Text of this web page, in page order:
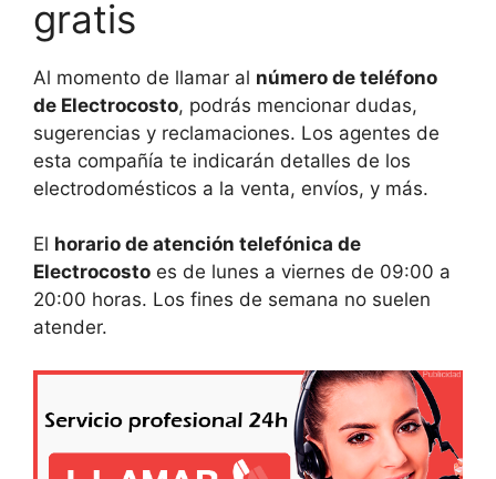
gratis
Al momento de llamar al número de teléfono
de Electrocosto, podrás mencionar dudas,
sugerencias y reclamaciones. Los agentes de
esta compañía te indicarán detalles de los
electrodomésticos a la venta, envíos, y más.
El horario de atención telefónica de
Electrocosto es de lunes a viernes de 09:00 a
20:00 horas. Los fines de semana no suelen
atender.